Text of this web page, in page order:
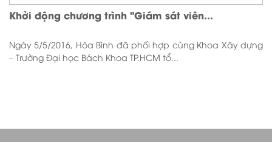
Khởi động chương trình "Giám sát viên...
Ngày 5/5/2016, Hòa Bình đã phối hợp cùng Khoa Xây dựng
– Trường Đại học Bách Khoa TP.HCM tổ...